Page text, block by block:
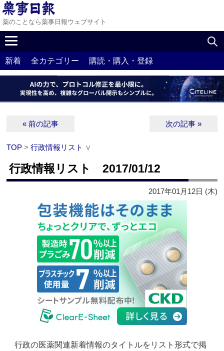
薬のことなら薬事日報ウェブサイト
新着 全カテゴリー 購読・購入・登録
« 前の記事 次の記事 »
TOP >行政情報リスト ∨
行政情報リスト 2017/01/12
2017年01月12日 (木)
行政の医薬関連新着情報のタイトルをリスト形式で掲